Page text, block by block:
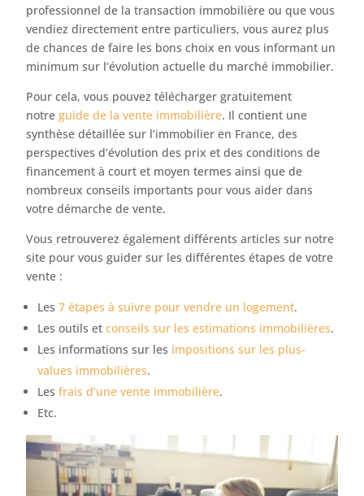
professionnel de la transaction immobilière ou que vous
vendiez directement entre particuliers, vous aurez plus
de chances de faire les bons choix en vous informant un
minimum sur l’évolution actuelle du marché immobilier.
Pour cela, vous pouvez télécharger gratuitement
notreguide de la vente immobilière. Il contient une
synthèse détaillée sur l’immobilier en France, des
perspectives d’évolution des prix et des conditions de
financement à court et moyen termes ainsi que de
nombreux conseils importants pour vous aider dans
votre démarche de vente.
Vous retrouverez également différents articles sur notre
site pour vous guider sur les différentes étapes de votre
vente :
Les7 étapes à suivre pour vendre un logement.
Les outils etconseils sur les estimations immobilières.
Les informations sur les impositions sur les plus-
values immobilières.
Lesfrais d’une vente immobilière.
Etc.